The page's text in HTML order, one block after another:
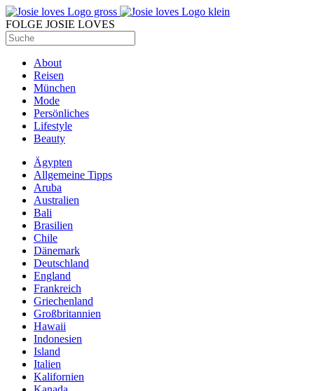
FOLGE JOSIE LOVES
About
Reisen
München
Mode
Persönliches
Lifestyle
Beauty
Ägypten
Allgemeine Tipps
Aruba
Australien
Bali
Brasilien
Chile
Dänemark
Deutschland
England
Frankreich
Griechenland
Großbritannien
Hawaii
Indonesien
Island
Italien
Kalifornien